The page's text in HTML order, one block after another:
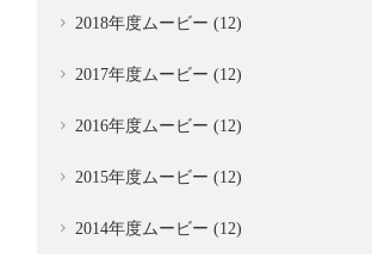
2018年度ムービー (12)
2017年度ムービー (12)
2016年度ムービー (12)
2015年度ムービー (12)
2014年度ムービー (12)